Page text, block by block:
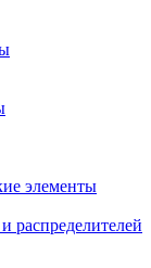
элементы
распределителей